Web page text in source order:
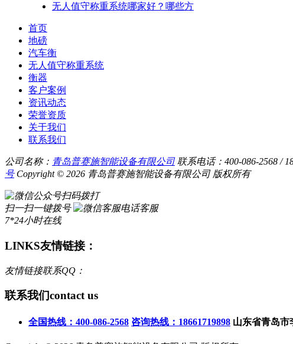
无人值守称重系统哪家好？哪些方
首页
地磅
汽车衡
无人值守称重系统
衡器
客户案例
资讯动态
荣誉资质
关于我们
联系我们
公司名称： 青岛普赛施智能设备有限公司 联系电话：400-086-2568 /
号 Copyright © 2026 青岛普赛施智能设备有限公司 版权所有
扫码拨打
扫一扫一键拨号
电话客服
7*24小时在线
LINKS友情链接：
友情链接联系QQ：
联系我们contact us
全国热线：400-086-2568 咨询热线：18661719898 山东省青岛市